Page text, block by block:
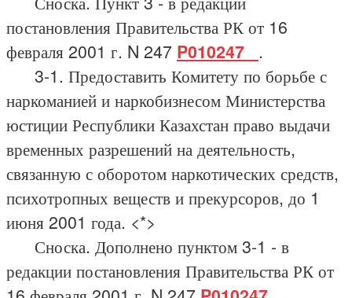
постановления Правительства РК от 16
февраля 2001 г. N 247 P010247_ .
3-1. Предоставить Комитету по борьбе с
наркоманией и наркобизнесом Министерства
юстиции Республики Казахстан право выдачи
временных разрешений на деятельность,
связанную с оборотом наркотических средств,
психотропных веществ и прекурсоров, до 1
июня 2001 года. <*>
Сноска. Дополнено пунктом 3-1 - в
редакции постановления Правительства РК от